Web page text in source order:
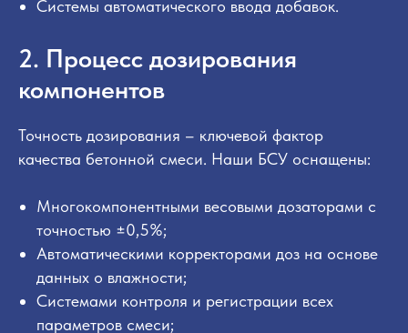
Системы автоматического ввода добавок.
2. Процесс дозирования
компонентов
Точность дозирования – ключевой фактор
качества бетонной смеси. Наши БСУ оснащены:
Многокомпонентными весовыми дозаторами с
точностью ±0,5%;
Автоматическими корректорами доз на основе
данных о влажности;
Системами контроля и регистрации всех
параметров смеси;